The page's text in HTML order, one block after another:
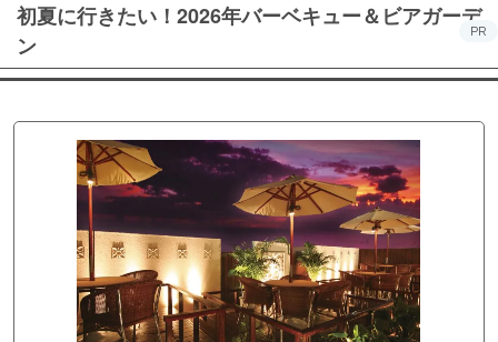
初夏に行きたい！2026年バーベキュー＆ビアガーデ
ン
PR